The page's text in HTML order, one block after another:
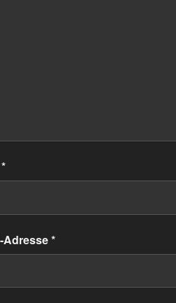
*
Adresse*